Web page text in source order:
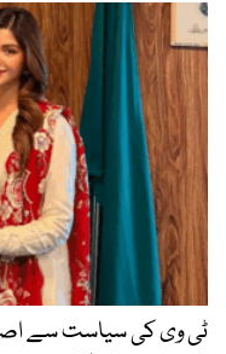
ٹی وی کی سیاست سے